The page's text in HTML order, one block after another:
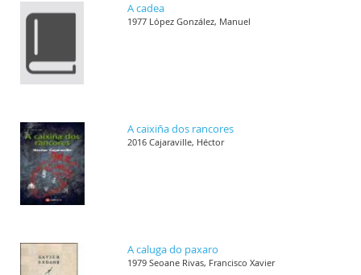
A cadea
1977 López González, Manuel
A caixiña dos rancores
2016 Cajaraville, Héctor
A caluga do paxaro
1979 Seoane Rivas, Francisco Xavier